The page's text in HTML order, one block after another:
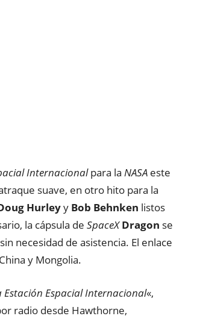
Internacionalpara la NASA este
suave, en otro hito para la
Hurleyy Bob Behnken listos
la cápsula de SpaceX Dragon se
necesidad de asistencia. El enlace
y Mongolia.
Espacial Internacional«,
radio desde Hawthorne,